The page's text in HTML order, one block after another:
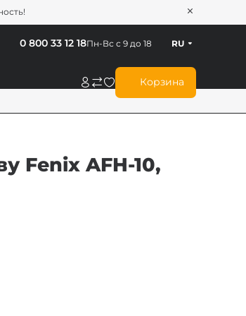
Корзина
Пн-Вс с 9 до 18
0 800 33 12 18 RU
Fenix AFH-10,